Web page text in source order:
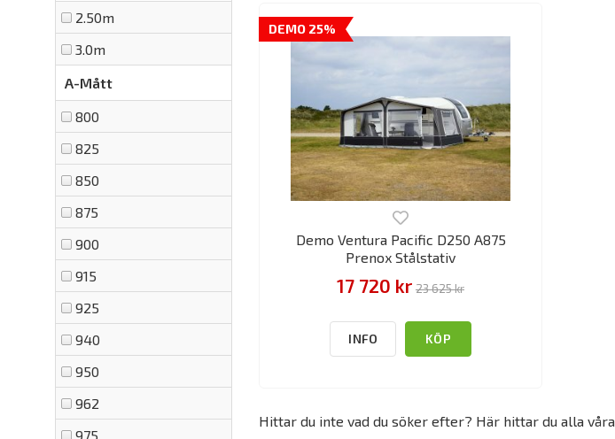
2.50m
3.0m
A-Mått
800
825
850
875
900
915
925
940
950
962
975
DEMO 25%
Demo Ventura Pacific D250 A875
Prenox Stålstativ
17 720 kr 23 625 kr
INFO KÖP
Hittar du inte vad du söker efter? Här hittar du alla våra